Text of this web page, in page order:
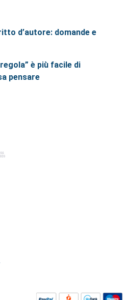
d’autore: domande e
è più facile di
pensare